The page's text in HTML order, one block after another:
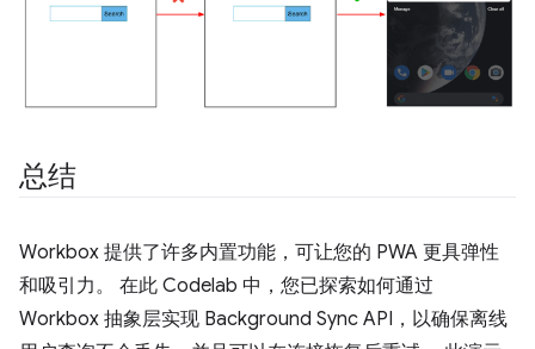
总结
Workbox 提供了许多内置功能，可让您的 PWA 更具弹性
和吸引力。 在此 Codelab 中，您已探索如何通过
Workbox 抽象层实现 Background Sync API，以确保离线